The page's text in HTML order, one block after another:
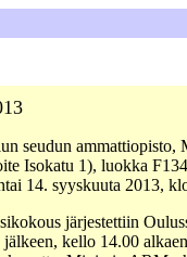
seudun
Isokatu 1), luokka F134
14. syyskuuta 2013,
järjestettiin
kello 14.00